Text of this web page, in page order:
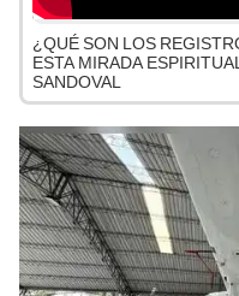
¿QUÉ SON LOS
ESTA MIRADA
SANDOVAL